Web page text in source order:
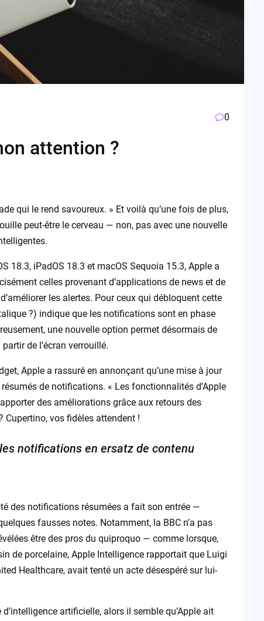
0
attention ?
qui le rend savoureux. » Et voilà qu’une fois de plus,
peut-être le cerveau — non, pas avec une nouvelle
18.3, iPadOS 18.3 et macOS Sequoia 15.3, Apple a
celles provenant d’applications de news et de
les alertes. Pour ceux qui débloquent cette
?) indique que les notifications sont en phase
une nouvelle option permet désormais de
de l’écran verrouillé.
Apple a rassuré en annonçant qu’une mise à jour
de notifications. « Les fonctionnalités d’Apple
des améliorations grâce aux retours des
Cupertino, vos fidèles attendent !
notifications en ersatz de contenu
des notifications résumées a fait son entrée —
fausses notes. Notamment, la BBC n’a pas
être des pros du quiproquo — comme lorsque,
de porcelaine, Apple Intelligence rapportait que Luigi
Healthcare, avait tenté un acte désespéré sur lui-
artificielle, alors il semble qu’Apple ait